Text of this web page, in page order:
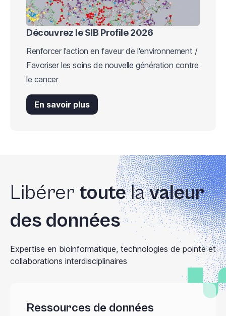
Découvrez le SIB Profile 2026
Renforcer l'action en faveur de l'environnement /
Favoriser les soins de nouvelle génération contre
le cancer
En savoir plus
Libérer toutelavaleur
des données
Expertise en bioinformatique, technologies de pointe et
collaborations interdisciplinaires
Ressources de données